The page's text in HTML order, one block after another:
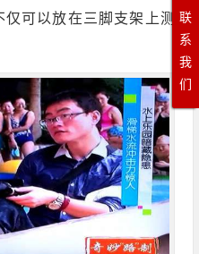
可以放在三脚支架上测 联
系
我
们